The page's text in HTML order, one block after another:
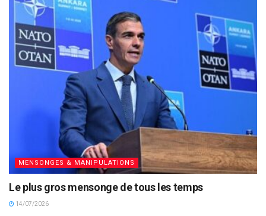
MENSONGES & MANIPULATIONS
Le plus gros mensonge de tous les temps
14/07/2026